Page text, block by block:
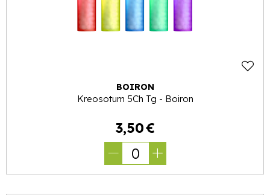
BOIRON
Kreosotum 5Ch Tg - Boiron
3,50€
0